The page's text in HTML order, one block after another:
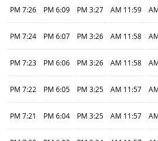
11:59 AM
3:27 PM
6:09 PM
7:26 PM
11:58 AM
3:26 PM
6:07 PM
7:24 PM
11:58 AM
3:26 PM
6:06 PM
7:23 PM
11:57 AM
3:25 PM
6:05 PM
7:22 PM
11:57 AM
3:25 PM
6:04 PM
7:21 PM